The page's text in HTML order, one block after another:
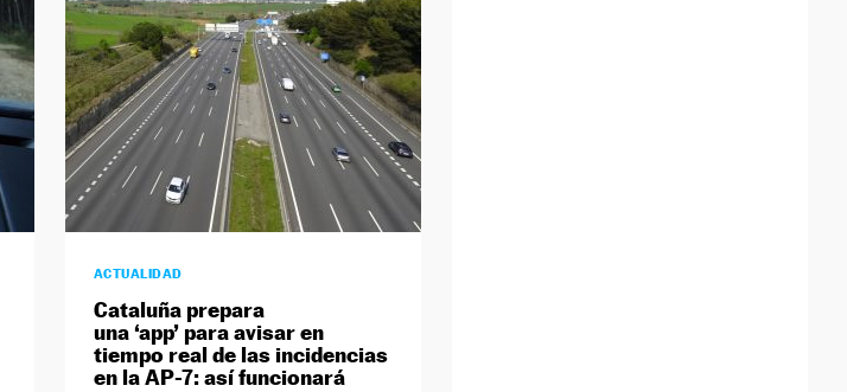
ACTUALIDAD
Cataluña prepara
una ‘app’ para avisar en
tiempo real de las incidencias
en la AP-7: así funcionará